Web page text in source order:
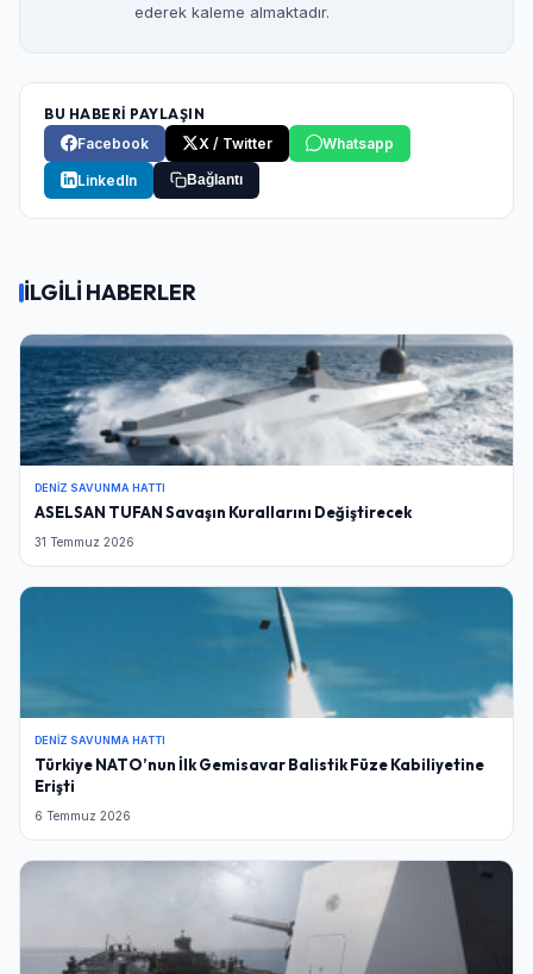
ederek kaleme almaktadır.
BU HABERİ PAYLAŞIN
Facebook
X / Twitter Whatsapp
LinkedIn Bağlantı
İLGİLİ HABERLER
DENIZ SAVUNMA HATTI
ASELSAN TUFAN Savaşın Kurallarını Değiştirecek
31 Temmuz 2026
DENIZ SAVUNMA HATTI
Türkiye NATO’nun İlk Gemisavar Balistik Füze Kabiliyetine
Erişti
6 Temmuz 2026